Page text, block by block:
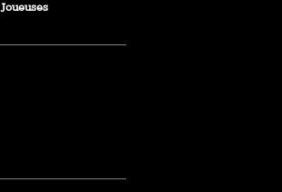
Joueuses